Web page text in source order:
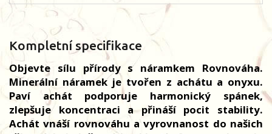
Kompletní specifikace
Objevte sílu přírody s náramkem Rovnováha.
Minerální náramek je tvořen z achátu a onyxu.
Paví achát podporuje harmonický spánek,
zlepšuje koncentraci a přináší pocit stability.
Achát vnáší rovnováhu a vyrovnanost do našich